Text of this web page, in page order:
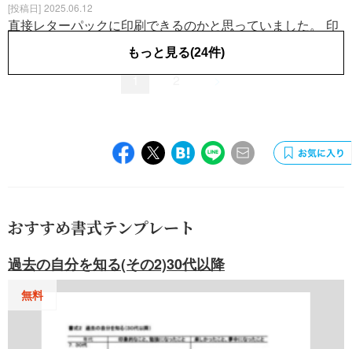
2025.06.12
直接レターパックに印刷できるのかと思っていました。 印
刷のサイズ、設定等、何に合わせたらいいのかわからない
です。 シールタイプだと既定のサイズがあるかと思うので
住所氏名などを記入してしまって必要なくなったレターパ
まって満足しました。次も使えるので助かります、ありが
とうございました。
[業種]建設・建築男性／50代
2024.10.18
ありがとうございました。
1 2 >
もっと見る(24件)
おすすめ書式テンプレート
過去の自分を知る(その2)30代以降
無料